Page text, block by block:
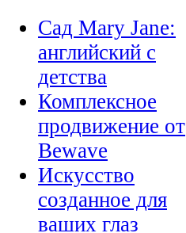
Сад Mary Jane:
английский с
детства
Комплексное
продвижение от
Bewave
Искусство
созданное для
ваших глаз